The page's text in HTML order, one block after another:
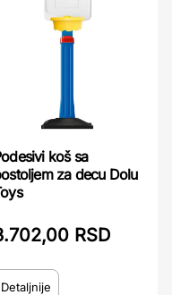
koš sa
za decu Dolu
RSD
Detaljnije